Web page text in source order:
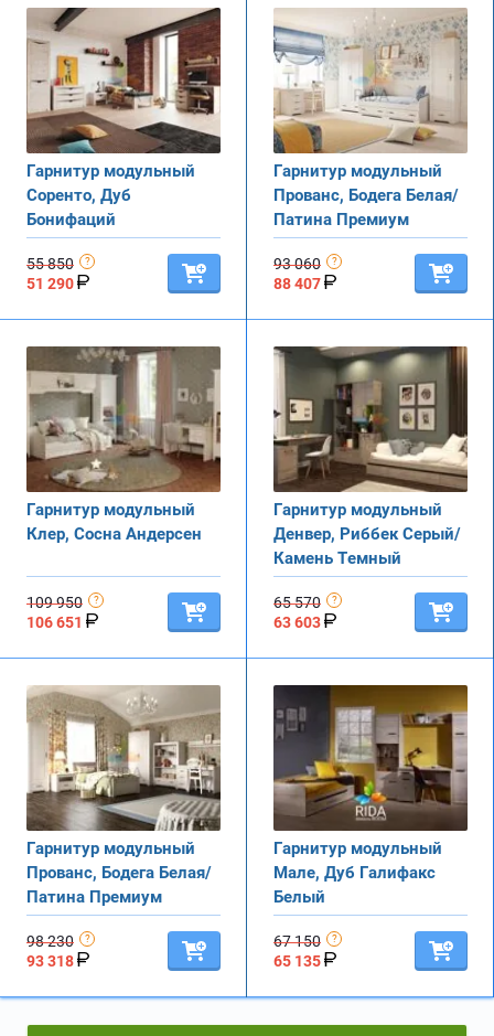
Гарнитур модульный
Соренто, Дуб
Бонифаций
55 850
51 290
Гарнитур модульный
Прованс, Бодега Белая/
Патина Премиум
93 060
88 407
Гарнитур модульный
Клер, Сосна Андерсен
109 950
106 651
Гарнитур модульный
Денвер, Риббек Серый/
Камень Темный
65 570
63 603
Гарнитур модульный
Прованс, Бодега Белая/
Патина Премиум
98 230
93 318
Гарнитур модульный
Мале, Дуб Галифакс
Белый
67 150
65 135